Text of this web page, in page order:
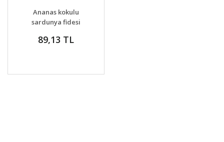
DETAYLAR
VER
Ananas kokulu
sardunya fidesi
pelargonium odorata
89,13 TL